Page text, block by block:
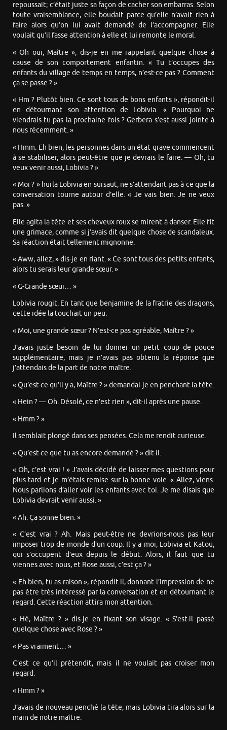
repoussait; c’était juste sa façon de cacher son embarras. Selon
toute vraisemblance, elle boudait parce qu’elle n’avait rien à
faire alors qu’on lui avait demandé de l’accompagner. Elle
voulait qu’il fasse attention à elle et lui remonte le moral.
« Oh oui, Maître », dis-je en me rappelant quelque chose à
cause de son comportement enfantin. « Tu t’occupes des
enfants du village de temps en temps, n’est-ce pas ? Comment
ça se passe ? »
« Hm ? Plutôt bien. Ce sont tous de bons enfants », répondit-il
en détournant son attention de Lobivia. « Pourquoi ne
viendrais-tu pas la prochaine fois ? Gerbera s’est aussi jointe à
nous récemment. »
« Hmm. Eh bien, les personnes dans un état grave commencent
à se stabiliser, alors peut-être que je devrais le faire. — Oh, tu
veux venir aussi, Lobivia ? »
« Moi ? » hurla Lobivia en sursaut, ne s’attendant pas à ce que la
conversation tourne autour d’elle. « Je vais bien. Je ne veux
pas. »
Elle agita la tête et ses cheveux roux se mirent à danser. Elle fit
une grimace, comme si j’avais dit quelque chose de scandaleux.
Sa réaction était tellement mignonne.
« Aww, allez, » dis-je en riant. « Ce sont tous des petits enfants,
alors tu serais leur grande sœur. »
« G-Grande sœur… »
Lobivia rougit. En tant que benjamine de la fratrie des dragons,
cette idée la touchait un peu.
« Moi, une grande sœur ? N’est-ce pas agréable, Maître ? »
J’avais juste besoin de lui donner un petit coup de pouce
supplémentaire, mais je n’avais pas obtenu la réponse que
j’attendais de la part de notre maître.
« Qu’est-ce qu’il y a, Maître ? » demandai-je en penchant la tête.
« Hein ? — Oh. Désolé, ce n’est rien », dit-il après une pause.
« Hmm ? »
Il semblait plongé dans ses pensées. Cela me rendit curieuse.
« Qu’est-ce que tu as encore demandé ? » dit-il.
« Oh, c’est vrai ! » J’avais décidé de laisser mes questions pour
plus tard et je m’étais remise sur la bonne voie. « Allez, viens.
Nous parlions d’aller voir les enfants avec toi. Je me disais que
Lobivia devrait venir aussi. »
« Ah. Ça sonne bien. »
« C’est vrai ? Ah. Mais peut-être ne devrions-nous pas leur
imposer trop de monde d’un coup. Il y a moi, Lobivia et Katou,
qui s’occupent d’eux depuis le début. Alors, il faut que tu
viennes avec nous, et Rose aussi, c’est ça ? »
« Eh bien, tu as raison », répondit-il, donnant l’impression de ne
pas être très intéressé par la conversation et en détournant le
regard. Cette réaction attira mon attention.
« Hé, Maître ? » dis-je en fixant son visage. « S’est-il passé
quelque chose avec Rose ? »
« Pas vraiment… »
C’est ce qu’il prétendit, mais il ne voulait pas croiser mon
regard.
« Hmm ? »
J’avais de nouveau penché la tête, mais Lobivia tira alors sur la
main de notre maître.